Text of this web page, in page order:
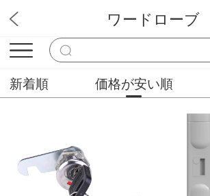
オフィス家具専門店
ワードローブ
新着順 価格が安い順